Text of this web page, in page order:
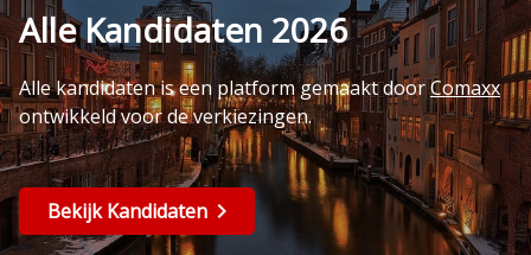
Alle Kandidaten 2026
Alle kandidaten is een platform gemaakt doorComaxx
ontwikkeld voor de verkiezingen.
Bekijk Kandidaten